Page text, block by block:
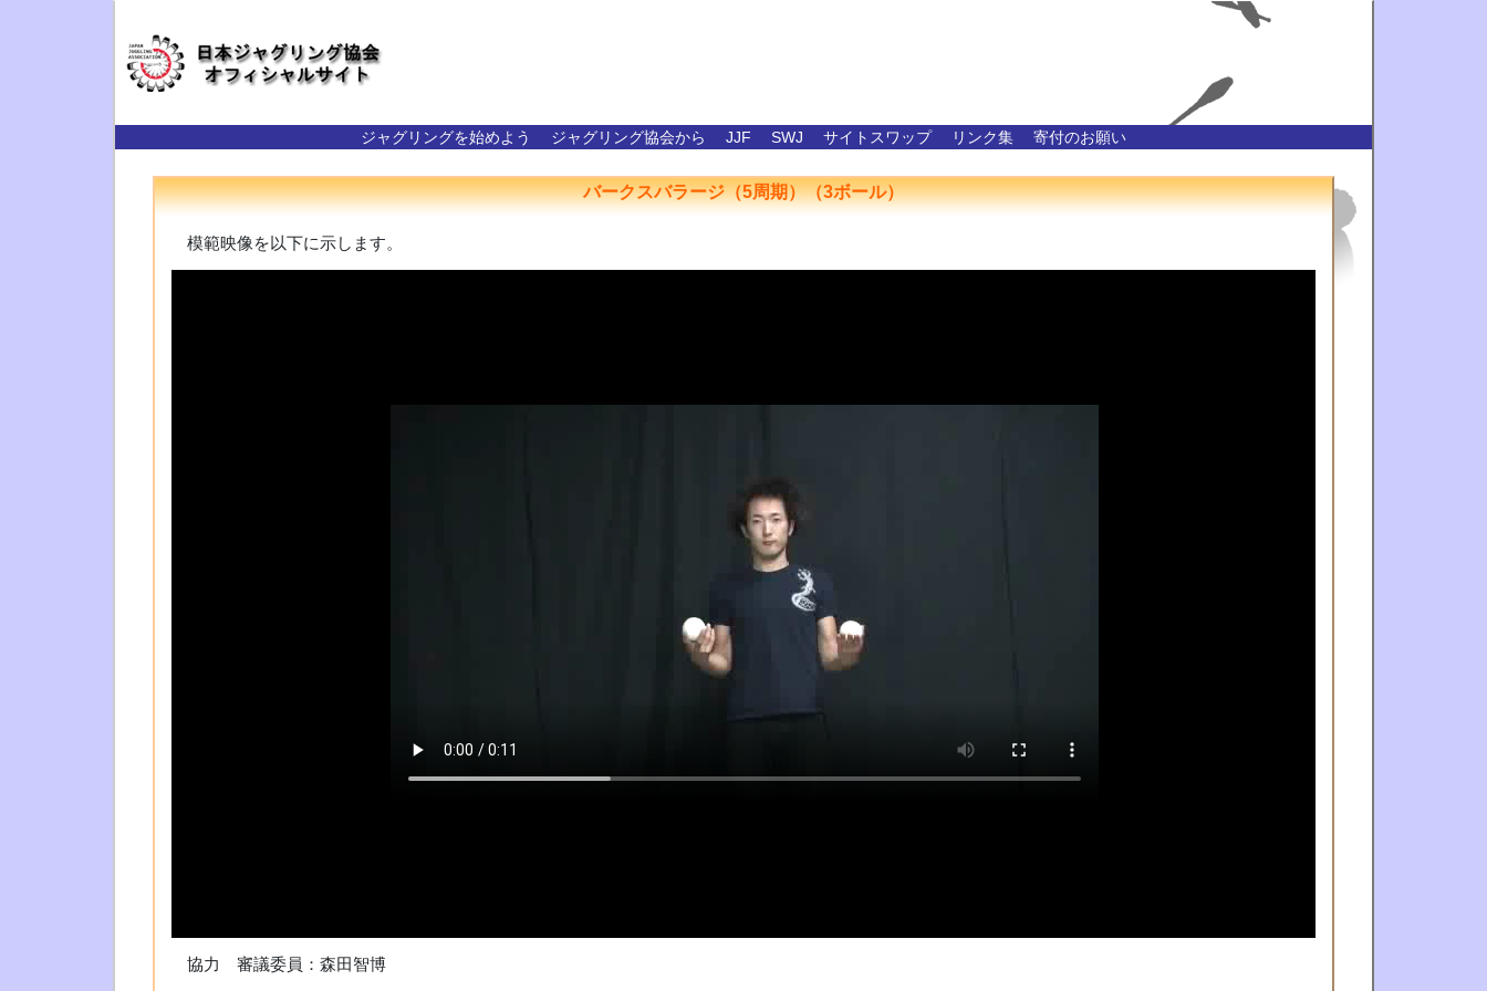
ジャグリングを始めよう ジャグリング協会から JJF SWJ サイトスワップ リンク集 寄付のお願い
バークスバラージ（5周期）（3ボール）
模範映像を以下に示します。
協力 審議委員：森田智博